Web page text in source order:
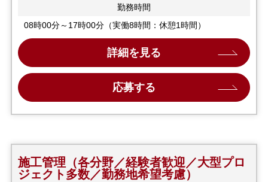
勤務時間
08時00分～17時00分（実働8時間：休憩1時間）
詳細を見る
応募する
施工管理（各分野／経験者歓迎／大型プロ
ジェクト多数／勤務地希望考慮）